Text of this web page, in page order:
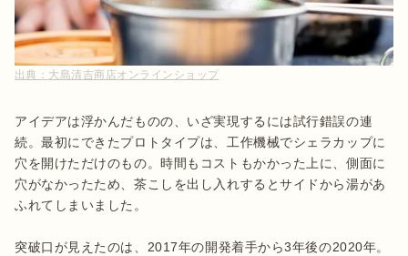
出典： 大島清吉商店オンラインショップ
アイデアは浮かんだものの、いざ実現するには試行錯誤の連
続。最初にできたプロトタイプは、工作機械でシェラカップに
穴を開けただけのもの。時間もコストもかかった上に、側面に
穴がなかったため、茶こしを出し入れするとサイドから湯があ
ふれてしまいました。
突破口が見えたのは、2017年の開発着手から3年後の2020年。